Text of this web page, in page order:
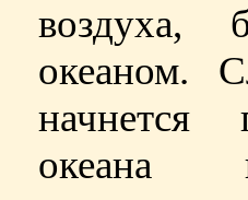
воздуха,
океаном.
начнется